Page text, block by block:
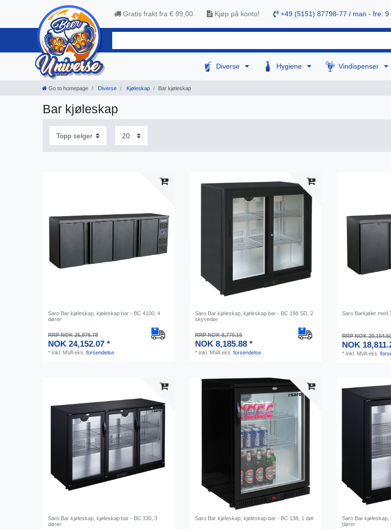
Gratis frakt fra € 99,00 Kjøp på konto! +49 (5151) 87798-77 / man - fre: 9
Diverse Hygiene Vindispenser
Go to homepage Diverse Kjøleskap Bar kjøleskap
Bar kjøleskap
Saro Bar kjøleskap, kjøleskap bar - BC 4100, 4
dører
RRP NOK 25,876.78
NOK 24,152.07 *
* Inkl. MVAeks.forsendelse
Saro Bar kjøleskap, kjøleskap bar - BC 198 SD, 2
skyvedør
RRP NOK 8,770.16
NOK 8,185.88 *
* Inkl. MVAeks.forsendelse
Saro Barkjøler med
RRP NOK
NOK
* Inkl. MVAeks.
Saro Bar kjøleskap, kjøleskap bar - BC 330, 3
dører
Saro Bar kjøleskap, kjøleskap bar - BC 138, 1 dør
Saro Bar kjøleskap,
dører